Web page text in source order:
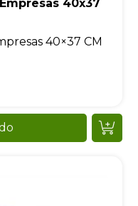
40x37
40×37 CM